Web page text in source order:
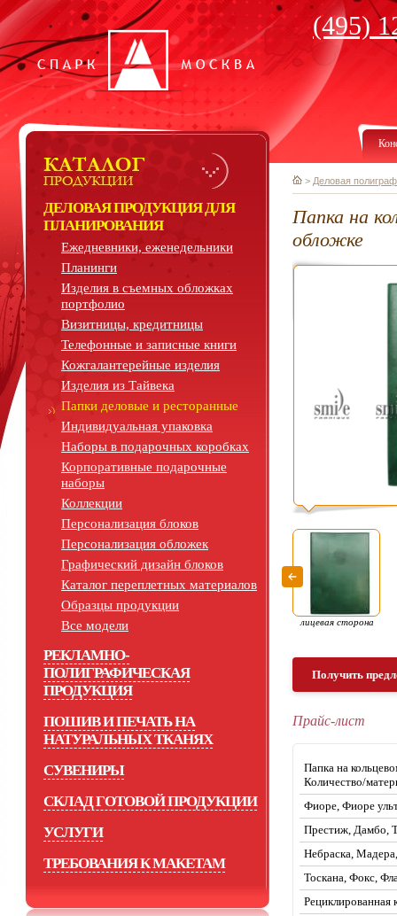
(495)
ДЕЛОВАЯ ПРОДУКЦИЯ ДЛЯ
ПЛАНИРОВАНИЯ
Ежедневники, еженедельники
Планинги
Изделия в съемных обложках
портфолио
Визитницы, кредитницы
Телефонные и записные книги
Кожгалантерейные изделия
Изделия из Тайвека
Папки деловые и ресторанные
Индивидуальная упаковка
Наборы в подарочных коробках
Корпоративные подарочные
наборы
Коллекции
Персонализация блоков
Персонализация обложек
Графический дизайн блоков
Каталог переплетных материалов
Образцы продукции
Все модели
РЕКЛАМНО-
ПОЛИГРАФИЧЕСКАЯ
ПРОДУКЦИЯ
ПОШИВ И ПЕЧАТЬ НА
НАТУРАЛЬНЫХ ТКАНЯХ
СУВЕНИРЫ
СКЛАД ГОТОВОЙ ПРОДУКЦИИ
УСЛУГИ
ТРЕБОВАНИЯ К МАКЕТАМ
> Деловая
Папка на
обложке
лицевая сторона
Получить
Прайс-лист
Папка на
Количество/
Фиоре, Фиоре
Престиж, Дамбо,
Небраска,
Тоскана, Фокс,
Рециклированная